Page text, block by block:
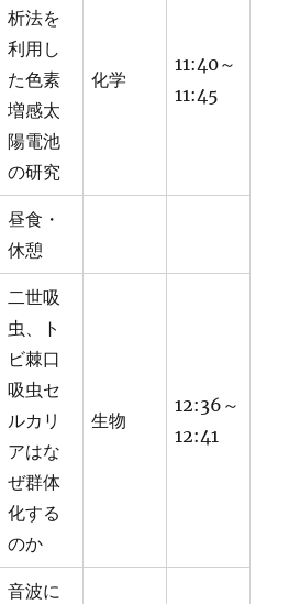
析法を
利用し
た色素
増感太
陽電池
の研究
化学
11:40～
11:45
昼食・
休憩
二世吸
虫、ト
ビ棘口
吸虫セ
ルカリ
アはな
ぜ群体
化する
のか
生物
12:36～
12:41
音波に